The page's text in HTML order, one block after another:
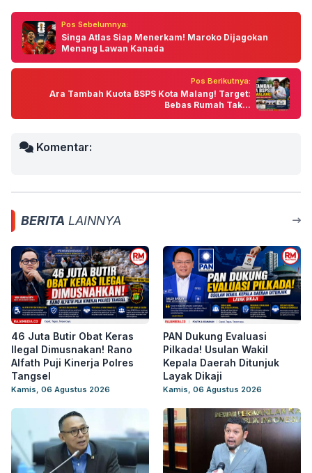
Pos Sebelumnya:
Singa Atlas Siap Menerkam! Maroko Dijagokan
Menang Lawan Kanada
Pos Berikutnya:
Ara Tambah Kuota BSPS Kota Malang! Target:
Bebas Rumah Tak...
Komentar:
BERITA LAINNYA
46 Juta Butir Obat Keras
Ilegal Dimusnakan! Rano
Alfath Puji Kinerja Polres
Tangsel
Kamis, 06 Agustus 2026
PAN Dukung Evaluasi
Pilkada! Usulan Wakil
Kepala Daerah Ditunjuk
Layak Dikaji
Kamis, 06 Agustus 2026